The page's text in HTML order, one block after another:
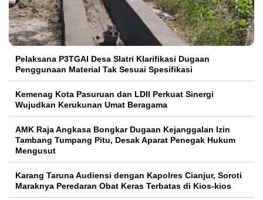
Pelaksana P3TGAI Desa Slatri Klarifikasi Dugaan
Penggunaan Material Tak Sesuai Spesifikasi
Kemenag Kota Pasuruan dan LDII Perkuat Sinergi
Wujudkan Kerukunan Umat Beragama
AMK Raja Angkasa Bongkar Dugaan Kejanggalan Izin
Tambang Tumpang Pitu, Desak Aparat Penegak Hukum
Mengusut
Karang Taruna Audiensi dengan Kapolres Cianjur, Soroti
Maraknya Peredaran Obat Keras Terbatas di Kios-kios